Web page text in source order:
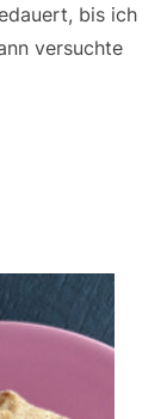
bis ich
versuchte